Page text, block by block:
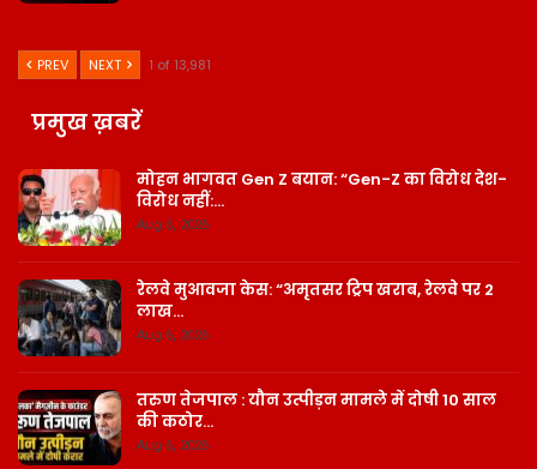
PREV NEXT 1 of 13,981
प्रमुख ख़बरें
मोहन भागवत Gen Z बयान: “Gen-Z का विरोध देश-
विरोध नहीं:…
Aug 6, 2026
रेलवे मुआवजा केस: “अमृतसर ट्रिप खराब, रेलवे पर 2
लाख…
Aug 6, 2026
तरुण तेजपाल : यौन उत्पीड़न मामले में दोषी 10 साल
की कठोर…
Aug 6, 2026